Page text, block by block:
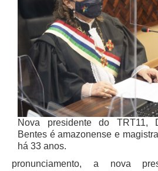
Regimento Interno
Regulamento Geral
Resolução do Plantão
Revistas
Manuais do CNJ
Estrutura Organizacional
Protocolos de Julgamento
Ouvidoria
Nova presidente do TRT11,
Bentes é amazonense e
há 33 anos.
pronunciamento, a nova